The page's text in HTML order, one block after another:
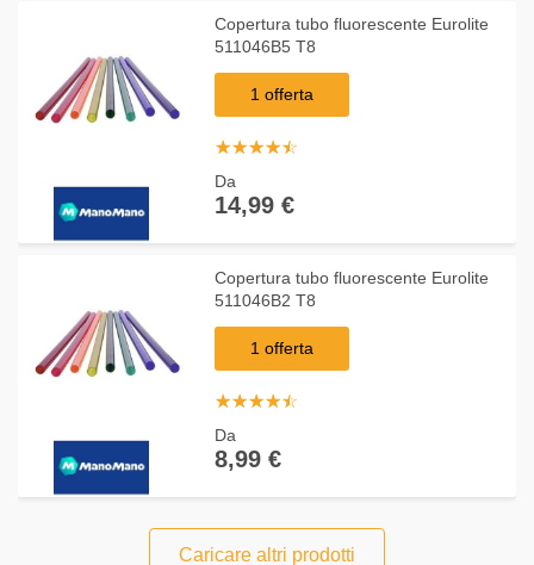
Copertura tubo fluorescente Eurolite
511046B5 T8
1 offerta
☆☆☆☆☆
★★★★★
Da
14,99 €
Copertura tubo fluorescente Eurolite
511046B2 T8
1 offerta
☆☆☆☆☆
★★★★★
Da
8,99 €
Caricare altri prodotti